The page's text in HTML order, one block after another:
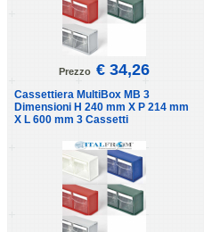
Prezzo € 34,26
Cassettiera MultiBox MB 3
Dimensioni H 240 mm X P 214 mm
X L 600 mm 3 Cassetti